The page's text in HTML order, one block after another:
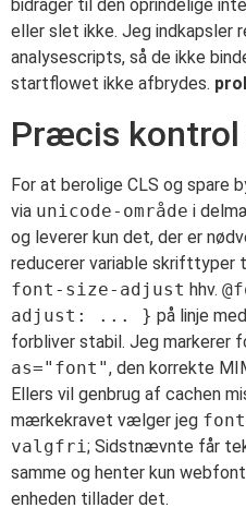
bidrager til den oprindelige
eller slet ikke. Jeg indkapsler
analysescripts, så de ikke
startflowet ikke afbrydes.
Præcis
For at berolige CLS og spare
via unicode-område i
og leverer kun det, der er
reducerer variable skrifttyper
font-size-adjust hhv.
adjust: ... } på linje
forbliver stabil. Jeg markerer
as="font", den korrekte
Ellers vil genbrug af cachen
mærkekravet vælger jeg
valgfri ; Sidstnævnte får
samme og henter kun
enheden tillader det.